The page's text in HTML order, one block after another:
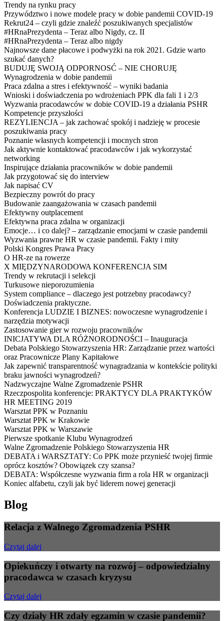
Trendy na rynku pracy
Przywództwo i nowe modele pracy w dobie pandemii COVID-19
Rekrut24 – czyli gdzie znaleźć poszukiwanych specjalistów
#HRnaPrezydenta – Teraz albo Nigdy, cz. II
#HRnaPrezydenta – Teraz albo nigdy
Najnowsze dane płacowe i podwyżki na rok 2021. Gdzie warto
szukać danych?
BUDUJĘ SWOJĄ ODPORNOSĆ – NIE CHORUJĘ
Wynagrodzenia w dobie pandemii
Praca zdalna a stres i efektywność – wyniki badania
Wnioski i doświadczenia po wdrożeniach PPK dla fali 1 i 2/3
Wyzwania pracodawców w dobie COVID-19 a działania PSHR
Kompetencje przyszłości
REZYLIENCJA – jak zachować spokój i nadzieję w procesie
poszukiwania pracy
Poznanie własnych kompetencji i mocnych stron
Jak aktywnie kontaktować pracodawców i jak wykorzystać
networking
Inspirujące działania pracowników w dobie pandemii
Jak przygotować się do interview
Jak napisać CV
Bezpieczny powrót do pracy
Budowanie zaangażowania w czasach pandemii
Efektywny outplacement
Efektywna praca zdalna w organizacji
Emocje… i co dalej? – zarządzanie emocjami w czasie pandemii
Wyzwania prawne HR w czasie pandemii. Fakty i mity
Polski Kongres Prawa Pracy
O HR-ze na rowerze
X MIĘDZYNARODOWA KONFERENCJA SIM
Trendy w rekrutacji i selekcji
Turkusowe nieporozumienia
System compliance – dlaczego jest potrzebny pracodawcy?
Doświadczenia praktyczne.
Konferencja LUDZIE I BIZNES: nowoczesne wynagrodzenie i
narzędzia motywacji
Zastosowanie gier w rozwoju pracowników
INICJATYWA DLA RÓŻNORODNOŚCI – Inauguracja
Debata Polskiego Stowarzyszenia HR: Zarządzanie przez wartości
oraz Pracownicze Plany Kapitałowe
Jak zapewnić transparentność wynagradzania w kontekście polityki
braku jawności wynagrodzeń?
Nadzwyczajne Walne Zgromadzenie PSHR
Rzeczpospolita konferencje: PRAKTYCY DLA PRAKTYKÓW
HR MEETING 2019
Warsztat PPK w Poznaniu
Warsztat PPK w Krakowie
Warsztat PPK w Warszawie
Pierwsze spotkanie Klubu Wynagrodzeń
Walne Zgromadzenie Polskiego Stowarzyszenia HR
DEBATA i WARSZTATY: Co PPK może przynieść twojej firmie
oprócz kosztów? Obowiązek czy szansa?
DEBATA: Współczesne wyzwania firm a rola HR w organizacji
Koniec alfabetu, czyli jak być liderem nowej generacji
Blog
Relacja z Walnego Zgromadzenia PSHR
Czytaj dalej
Opiekuńczy i otwarty na rozwój – odpowiedzialny
pracodawca w czasach kryzysu
Czytaj dalej
Czy działy HR zdały egzamin w czasie pandemii?